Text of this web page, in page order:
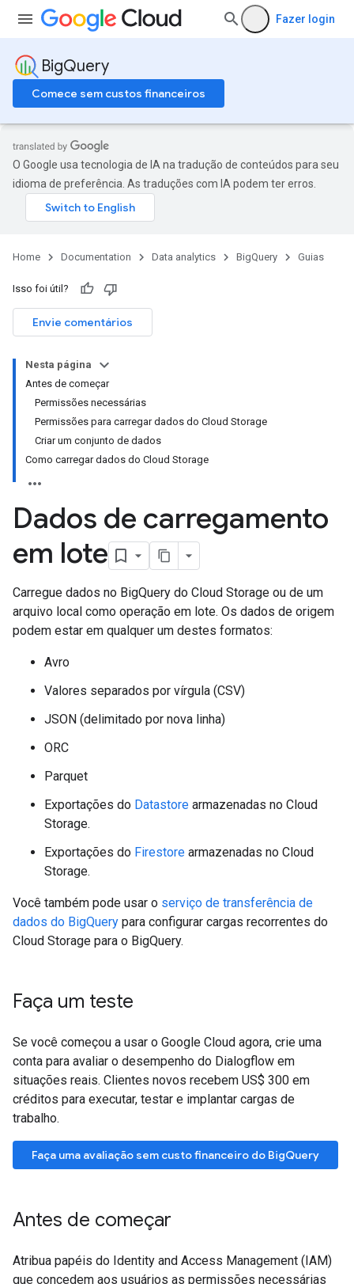
Fazer login
BigQuery
Comece sem custos financeiros
O Google usa tecnologia de IA na tradução de conteúdos para seu
idioma de preferência. As traduções com IA podem ter erros.
Home Documentation Data analytics BigQuery Guias
Isso foi útil?
Envie comentários
Nesta página
Antes de começar
Permissões necessárias
Permissões para carregar dados do Cloud Storage
Criar um conjunto de dados
Como carregar dados do Cloud Storage
Dados de carregamento
em lote
Carregue dados no BigQuery do Cloud Storage ou de um
arquivo local como operação em lote. Os dados de origem
podem estar em qualquer um destes formatos:
Avro
Valores separados por vírgula (CSV)
JSON (delimitado por nova linha)
ORC
Parquet
Exportações do Datastore armazenadas no Cloud
Storage.
Exportações do Firestore armazenadas no Cloud
Storage.
Você também pode usar o serviço de transferência de
dados do BigQuery para configurar cargas recorrentes do
Cloud Storage para o BigQuery.
Faça um teste
Se você começou a usar o Google Cloud agora, crie uma
conta para avaliar o desempenho do Dialogflow em
situações reais. Clientes novos recebem US$ 300 em
créditos para executar, testar e implantar cargas de
trabalho.
Faça uma avaliação sem custo financeiro do BigQuery
Antes de começar
Atribua papéis do Identity and Access Management (IAM)
que concedem aos usuários as permissões necessárias